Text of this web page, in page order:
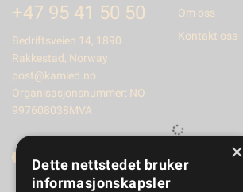
+47 95 41 50 50
Bedriftsveien 14, 1890
Rakkestad, Norway
post@kamled.no
Organisasjonsnummer: NO
997608038MVA
Om oss
Kontakt oss
×
Dette nettstedet bruker
informasjonskapsler